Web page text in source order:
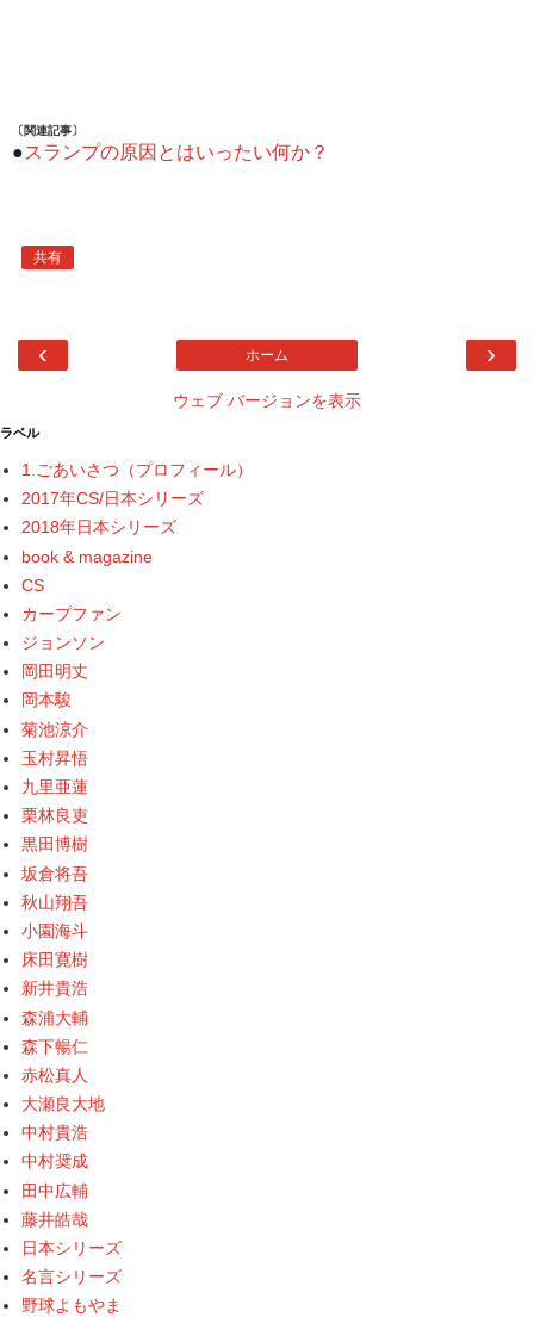
〔関連記事〕
●スランプの原因とはいったい何か？
共有
‹ ›
ホーム
ウェブ バージョンを表示
ラベル
1.ごあいさつ（プロフィール）
2017年CS/日本シリーズ
2018年日本シリーズ
book & magazine
CS
カープファン
ジョンソン
岡田明丈
岡本駿
菊池涼介
玉村昇悟
九里亜蓮
栗林良吏
黒田博樹
坂倉将吾
秋山翔吾
小園海斗
床田寛樹
新井貴浩
森浦大輔
森下暢仁
赤松真人
大瀬良大地
中村貴浩
中村奨成
田中広輔
藤井皓哉
日本シリーズ
名言シリーズ
野球よもやま